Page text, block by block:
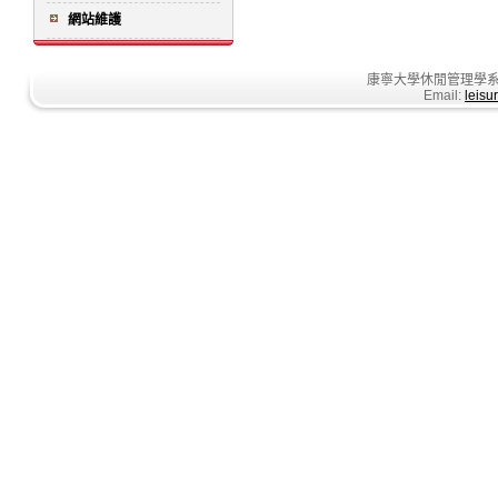
網站維護
康寧大學休閒管理學
Email: